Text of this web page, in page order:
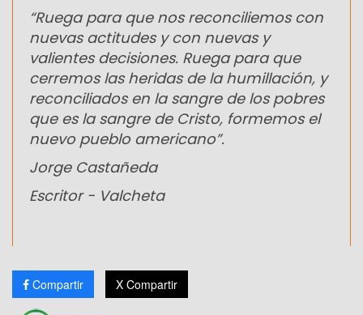
“Ruega para que nos reconciliemos con
nuevas actitudes y con nuevas y
valientes decisiones. Ruega para que
cerremos las heridas de la humillación, y
reconciliados en la sangre de los pobres
que es la sangre de Cristo, formemos el
nuevo pueblo americano”.
Jorge Castañeda
Escritor - Valcheta
Compartir X Compartir